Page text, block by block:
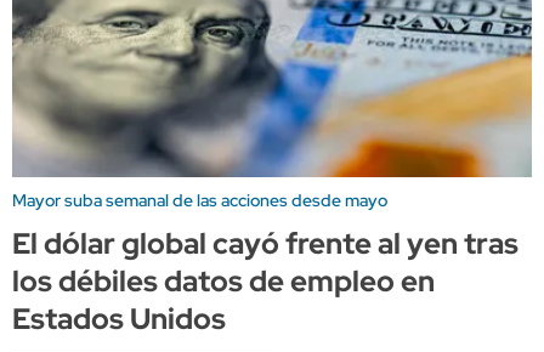
Mayor suba semanal de las acciones desde mayo
El dólar global cayó frente al yen tras
los débiles datos de empleo en
Estados Unidos